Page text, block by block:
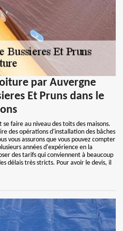
par Auvergne
Et Pruns dans le
faire au niveau des toits des maisons.
des opérations d'installation des bâches
vous assurons que vous pouvez compter
années d'expérience en la
des tarifs qui conviennent à beaucoup
délais très stricts. Pour avoir le devis, il